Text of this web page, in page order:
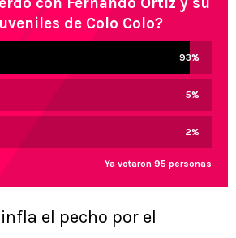
con Fernando Ortiz y su
de Colo Colo?
93%
5%
2%
Ya votaron 95 personas
el pecho por el